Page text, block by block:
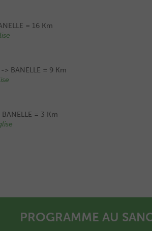
= 16 Km
-> BANELLE = 9 Km
= 3 Km
PROGRAMME AU